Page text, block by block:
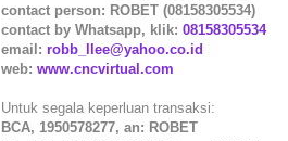
contact person: ROBET (08158305534)
contact by Whatsapp, klik: 08158305534
email: robb_llee@yahoo.co.id
web: www.cncvirtual.com
Untuk segala keperluan transaksi:
BCA, 1950578277, an: ROBET